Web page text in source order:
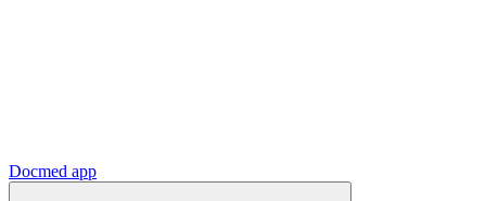
Docmed app